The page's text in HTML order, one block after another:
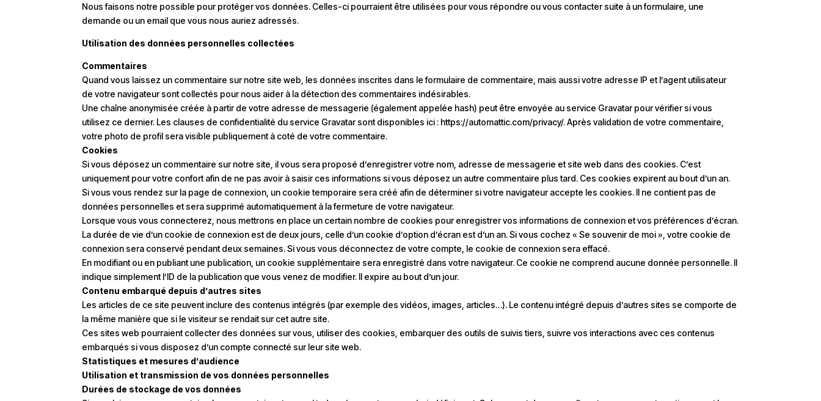
Nous faisons notre possible pour protéger vos données. Celles-ci pourraient être utilisées pour vous répondre ou vous contacter suite à un formulaire, une
demande ou un email que vous nous auriez adressés.
Utilisation des données personnelles collectées
Commentaires
Quand vous laissez un commentaire sur notre site web, les données inscrites dans le formulaire de commentaire, mais aussi votre adresse IP et l’agent utilisateur
de votre navigateur sont collectés pour nous aider à la détection des commentaires indésirables.
Une chaîne anonymisée créée à partir de votre adresse de messagerie (également appelée hash) peut être envoyée au service Gravatar pour vérifier si vous
utilisez ce dernier. Les clauses de confidentialité du service Gravatar sont disponibles ici : https://automattic.com/privacy/. Après validation de votre commentaire,
votre photo de profil sera visible publiquement à coté de votre commentaire.
Cookies
Si vous déposez un commentaire sur notre site, il vous sera proposé d’enregistrer votre nom, adresse de messagerie et site web dans des cookies. C’est
uniquement pour votre confort afin de ne pas avoir à saisir ces informations si vous déposez un autre commentaire plus tard. Ces cookies expirent au bout d’un an.
Si vous vous rendez sur la page de connexion, un cookie temporaire sera créé afin de déterminer si votre navigateur accepte les cookies. Il ne contient pas de
données personnelles et sera supprimé automatiquement à la fermeture de votre navigateur.
Lorsque vous vous connecterez, nous mettrons en place un certain nombre de cookies pour enregistrer vos informations de connexion et vos préférences d’écran.
La durée de vie d’un cookie de connexion est de deux jours, celle d’un cookie d’option d’écran est d’un an. Si vous cochez « Se souvenir de moi », votre cookie de
connexion sera conservé pendant deux semaines. Si vous vous déconnectez de votre compte, le cookie de connexion sera effacé.
En modifiant ou en publiant une publication, un cookie supplémentaire sera enregistré dans votre navigateur. Ce cookie ne comprend aucune donnée personnelle. Il
indique simplement l’ID de la publication que vous venez de modifier. Il expire au bout d’un jour.
Contenu embarqué depuis d’autres sites
Les articles de ce site peuvent inclure des contenus intégrés (par exemple des vidéos, images, articles…). Le contenu intégré depuis d’autres sites se comporte de
la même manière que si le visiteur se rendait sur cet autre site.
Ces sites web pourraient collecter des données sur vous, utiliser des cookies, embarquer des outils de suivis tiers, suivre vos interactions avec ces contenus
embarqués si vous disposez d’un compte connecté sur leur site web.
Statistiques et mesures d’audience
Utilisation et transmission de vos données personnelles
Durées de stockage de vos données